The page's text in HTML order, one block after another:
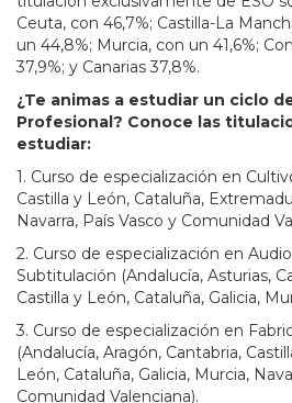
Ceuta, con 46,7%; Castilla-La
un 44,8%; Murcia, con un 41,6%;
37,9%; y Canarias 37,8%.
¿Te animas a estudiar un ciclo
Profesional? Conoce las
estudiar:
1. Curso de especialización en
Castilla y León, Cataluña,
Navarra, País Vasco y Comunidad
2. Curso de especialización en
Subtitulación (Andalucía, Asturias,
Castilla y León, Cataluña, Galicia,
3. Curso de especialización en
(Andalucía, Aragón, Cantabria,
León, Cataluña, Galicia, Murcia,
Comunidad Valenciana).